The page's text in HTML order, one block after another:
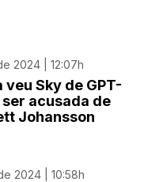
2024 | 12:07h
Sky de GPT-
acusada de
Johansson
2024 | 10:58h